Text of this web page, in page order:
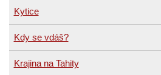
Kytice
Kdy se vdáš?
Krajina na Tahity